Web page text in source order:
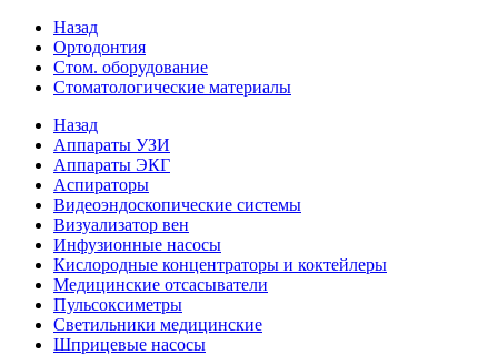
Назад
Ортодонтия
Стом. оборудование
Стоматологические материалы
Назад
Аппараты УЗИ
Аппараты ЭКГ
Аспираторы
Видеоэндоскопические системы
Визуализатор вен
Инфузионные насосы
Кислородные концентраторы и коктейлеры
Медицинские отсасыватели
Пульсоксиметры
Светильники медицинские
Шприцевые насосы